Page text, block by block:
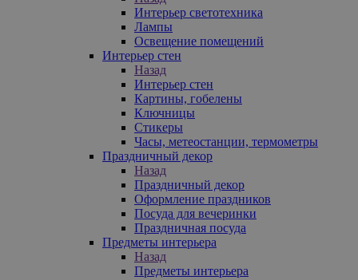
Интерьер светотехника
Лампы
Освещение помещений
Интерьер стен
Назад
Интерьер стен
Картины, гобелены
Ключницы
Стикеры
Часы, метеостанции, термометры
Праздничный декор
Назад
Праздничный декор
Оформление праздников
Посуда для вечеринки
Праздничная посуда
Предметы интерьера
Назад
Предметы интерьера